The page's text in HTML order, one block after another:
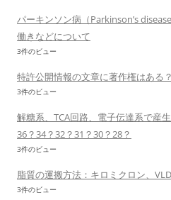
パーキンソン病（Parkinson’s
働きなどについて
3件のビュー
特許公開情報の文章に著作権はある？
3件のビュー
解糖系、TCA回路、電子伝達系で産
36？34？32？31？30？28？
3件のビュー
脂質の運搬方法：キロミクロン、
3件のビュー